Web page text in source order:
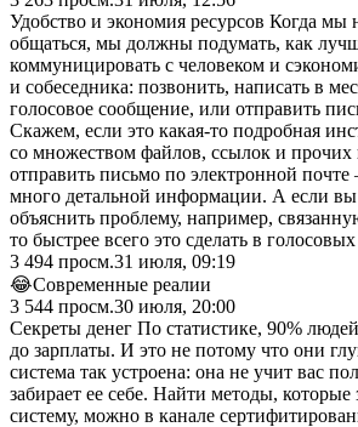
Удобство и экономия ресурсов Когда мы
общаться, мы должны подумать, как
коммуницировать с человеком и
и собеседника: позвонить, написать в
голосовое сообщение, или отправить
Скажем, если это какая-то подробная
со множеством файлов, ссылок и
отправить письмо по электронной
много детальной информации. А если вы
объяснить проблему, например,
то быстрее всего это сделать в
3 494 просм.31 июля, 09:19
😂Современные реалии
3 544 просм.30 июля, 20:00
Секреты денег По статистике, 90%
до зарплаты. И это не потому что они
система так устроена: она не учит вас
забирает ее себе. Найти методы, которые
систему, можно в канале